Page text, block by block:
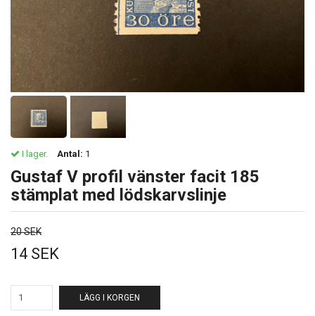
I lager. Antal: 1
Gustaf V profil vänster facit 185
stämplat med lödskarvslinje
20 SEK
14 SEK
LÄGG I KORGEN